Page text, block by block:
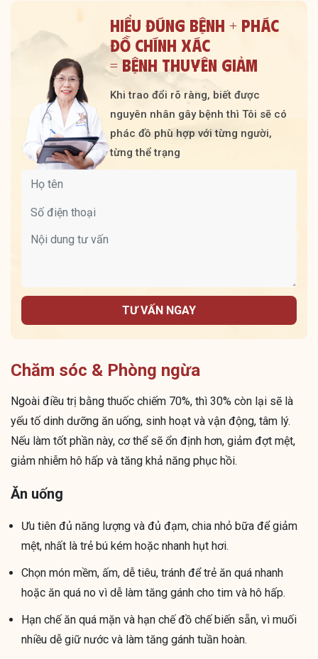
HIỂU ĐÚNG BỆNH + PHÁC
ĐỒ CHÍNH XÁC
= BỆNH THUYÊN GIẢM
Khi trao đổi rõ ràng, biết được
nguyên nhân gây bệnh thì Tôi sẽ có
phác đồ phù hợp với từng người,
từng thể trạng
TƯ VẤN NGAY
Chăm sóc & Phòng ngừa
Ngoài điều trị bằng thuốc chiếm 70%, thì 30% còn lại sẽ là
yếu tố dinh dưỡng ăn uống, sinh hoạt và vận động, tâm lý.
Nếu làm tốt phần này, cơ thể sẽ ổn định hơn, giảm đợt mệt,
giảm nhiễm hô hấp và tăng khả năng phục hồi.
Ăn uống
Ưu tiên đủ năng lượng và đủ đạm, chia nhỏ bữa để giảm
mệt, nhất là trẻ bú kém hoặc nhanh hụt hơi.
Chọn món mềm, ấm, dễ tiêu, tránh để trẻ ăn quá nhanh
hoặc ăn quá no vì dễ làm tăng gánh cho tim và hô hấp.
Hạn chế ăn quá mặn và hạn chế đồ chế biến sẵn, vì muối
nhiều dễ giữ nước và làm tăng gánh tuần hoàn.